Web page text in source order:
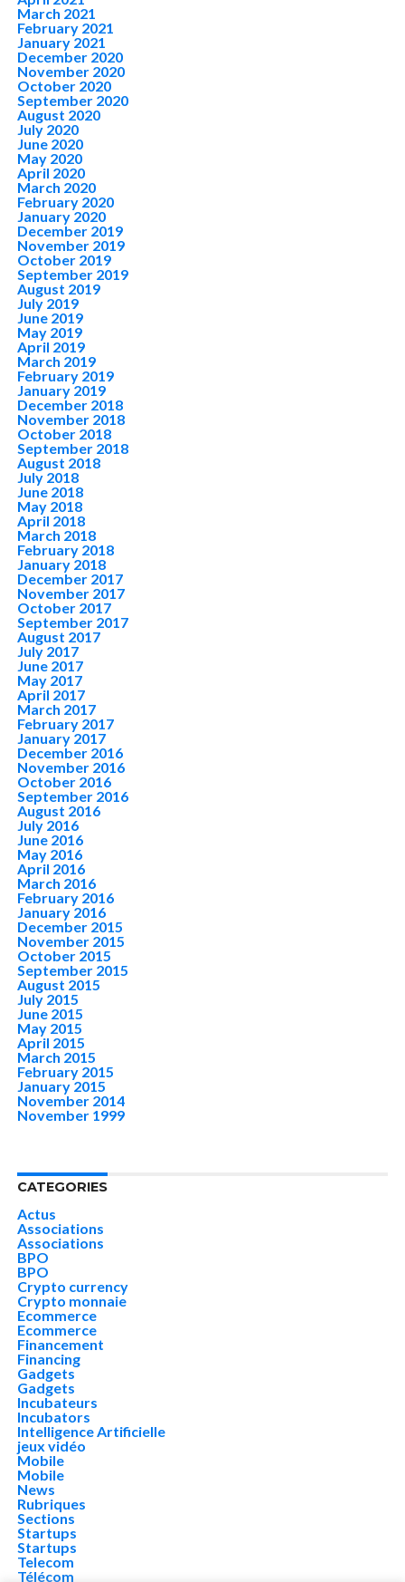
March 2021
February 2021
January 2021
December 2020
November 2020
October 2020
September 2020
August 2020
July 2020
June 2020
May 2020
April 2020
March 2020
February 2020
January 2020
December 2019
November 2019
October 2019
September 2019
August 2019
July 2019
June 2019
May 2019
April 2019
March 2019
February 2019
January 2019
December 2018
November 2018
October 2018
September 2018
August 2018
July 2018
June 2018
May 2018
April 2018
March 2018
February 2018
January 2018
December 2017
November 2017
October 2017
September 2017
August 2017
July 2017
June 2017
May 2017
April 2017
March 2017
February 2017
January 2017
December 2016
November 2016
October 2016
September 2016
August 2016
July 2016
June 2016
May 2016
April 2016
March 2016
February 2016
January 2016
December 2015
November 2015
October 2015
September 2015
August 2015
July 2015
June 2015
May 2015
April 2015
March 2015
February 2015
January 2015
November 2014
November 1999
CATEGORIES
Actus
Associations
Associations
BPO
BPO
Crypto currency
Crypto monnaie
Ecommerce
Ecommerce
Financement
Financing
Gadgets
Gadgets
Incubateurs
Incubators
Intelligence Artificielle
jeux vidéo
Mobile
Mobile
News
Rubriques
Sections
Startups
Startups
Telecom
Télécom